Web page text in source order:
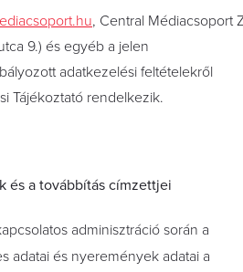
, Central Médiacsoport
9.) és egyéb a jelen
adatkezelési feltételekről
Tájékoztató rendelkezik.
és a továbbítás címzettjei
adminisztráció során a
adatai és nyeremények adatai a